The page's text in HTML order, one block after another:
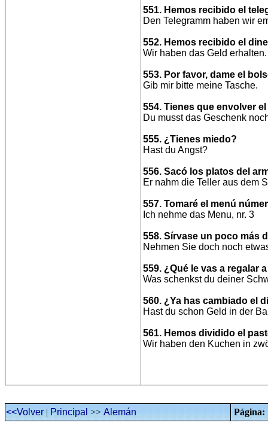
551. Hemos recibido el
Den Telegramm haben wir
552. Hemos recibido el
Wir haben das Geld erhalten.
553. Por favor, dame el
Gib mir bitte meine Tasche.
554. Tienes que envolver
Du musst das Geschenk
555. ¿Tienes miedo?
Hast du Angst?
556. Sacó los platos del
Er nahm die Teller aus dem
557. Tomaré el menú
Ich nehme das Menu, nr. 3
558. Sírvase un poco más
Nehmen Sie doch noch
559. ¿Qué le vas a regalar
Was schenkst du deiner
560. ¿Ya has cambiado el
Hast du schon Geld in der
561. Hemos dividido el
Wir haben den Kuchen in
<<Volver| Principal >> Alemán Página: